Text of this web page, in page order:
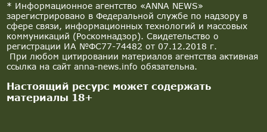
* Информационное агентство «ANNA NEWS»
зарегистрировано в Федеральной службе по надзору в
сфере связи, информационных технологий и массовых
коммуникаций (Роскомнадзор). Свидетельство о
регистрации ИА №ФС77-74482 от 07.12.2018 г.
При любом цитировании материалов агентства активная
ссылка на сайт anna-news.info обязательна.
Настоящий ресурс может содержать
материалы 18+